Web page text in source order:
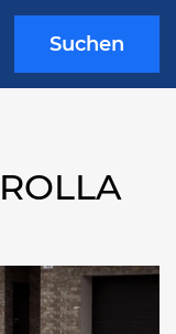
Suchen